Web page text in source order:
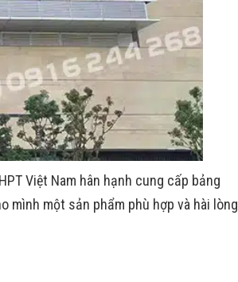
Việt Nam hân hạnh cung cấp bảng
mình một sản phẩm phù hợp và hài lòng